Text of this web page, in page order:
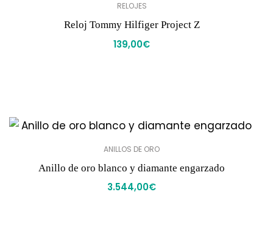
RELOJES
Reloj Tommy Hilfiger Project Z
139,00€
ANILLOS DE ORO
Anillo de oro blanco y diamante engarzado
3.544,00€